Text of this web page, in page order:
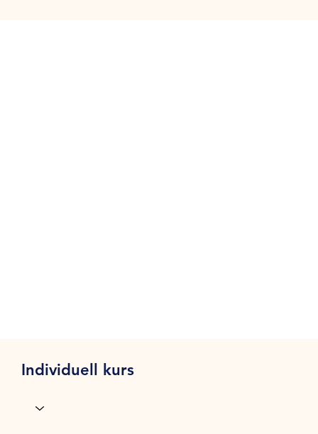
Individuell kurs